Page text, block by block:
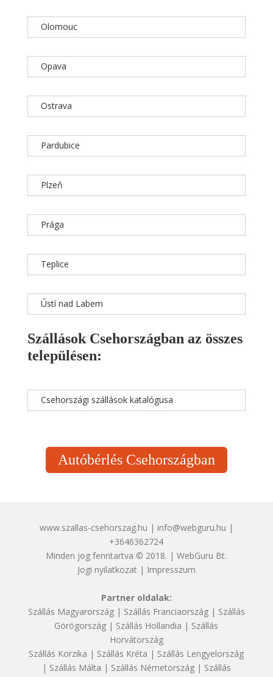
Olomouc
Opava
Ostrava
Pardubice
Plzeň
Prága
Teplice
Ústí nad Labem
Szállások Csehországban az összes
településen:
Csehországi szállások katalógusa
Autóbérlés Csehországban
www.szallas-csehorszag.hu | info@webguru.hu |
+3646362724
Minden jog fenntartva © 2018. | WebGuru Bt.
Jogi nyilatkozat| Impresszum
Partner oldalak:
Szállás Magyarország| Szállás Franciaország| Szállás
Görögország | Szállás Hollandia | Szállás
Horvátország
Szállás Korzika | Szállás Kréta | Szállás Lengyelország
| Szállás Málta | Szállás Németország| Szállás